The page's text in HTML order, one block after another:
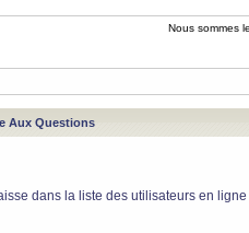
Nous sommes
Aux Questions
dans la liste des utilisateurs en ligne